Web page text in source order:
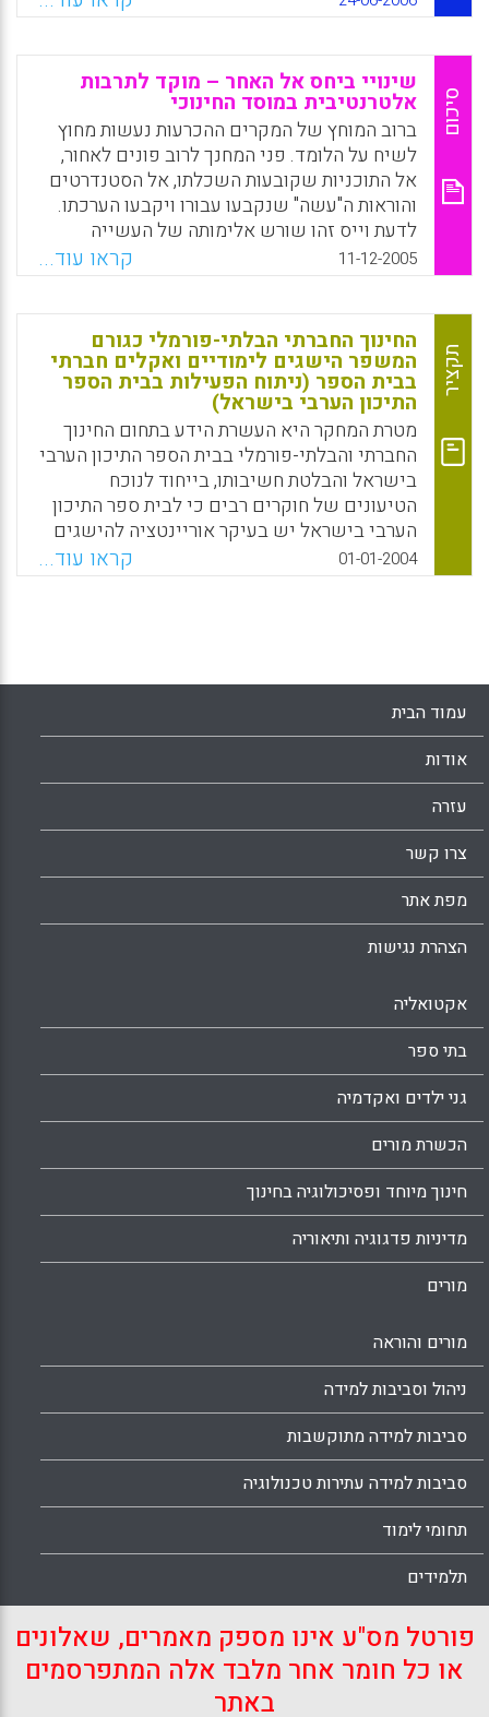
בקרב התלמידים. תהליך זה אינו תהליך רכישה
טבעי, אלא חינוכי אקטיבי, הנעשה בידי "מחנך"
המחויב לעקרונות הדמוקרטיה ופועל להשפיע על
תלמידיו ברוח זו. תוכנית ההכשרה
האוניברסיטאית, כמשקפת את הלכי הרוח
התרבותיים, אינה מכשירה את המורים להיות
מחנכים, אלא מורים מקצועיים. לכן היא גורם
מעכב בקידומה של תרבות אזרחית. (אורן כרמלי)
WhatsApp
Facebook
Email
X
סיכום
שינויי ביחס אל האחר – מוקד לתרבות
אלטרנטיבית במוסד החינוכי
ברוב המוחץ של המקרים ההכרעות נעשות מחוץ
לשיח על הלומד. פני המחנך לרוב פונים לאחור,
אל התוכניות שקובעות השכלתו, אל הסטנדרטים
והוראות ה"עשה" שנקבעו עבורו ויקבעו הערכתו.
לדעת וייס זהו שורש אלימותה של העשייה
חינוכית. עשייה שהיא נחרצת ולא מביטה בפניו
של התלמיד עליו היא למעשה פועלת. לפיכך אין
מנוס שתלמיד הרואה כי זו עשייה לגיטימית, לומד
מכך שניתן להתעלם מזכויותיו ורצונותיו של הפרט
וינקוט בעתיד באותם דרכים. ראול וייס מבקש
לבסס "תרבות סותרת אלימות" המתמקדת בהוראות
"עשה למען" ולא רק "אל תעשה".
WhatsApp
Facebook
Email
X
11-12-2005 קראו עוד...
תקציר
החינוך החברתי הבלתי-פורמלי כגורם
המשפר הישגים לימודיים ואקלים חברתי
בבית הספר (ניתוח הפעילות בבית הספר
התיכון הערבי בישראל)
מטרת המחקר היא העשרת הידע בתחום החינוך
החברתי והבלתי-פורמלי בבית הספר התיכון הערבי
בישראל והבלטת חשיבותו, בייחוד לנוכח
הטיעונים של חוקרים רבים כי לבית ספר התיכון
הערבי בישראל יש בעיקר אוריינטציה להישגים
לימודיים, המאפיינת חברות מיעוט. במחקר נעשה
מיפוי של הפעילויות החברתיות הנפוצות בבית
בפעילויות. (נביל טנוס)
WhatsApp
Facebook
Email
X
01-01-2004 קראו עוד...
עמוד הבית
אודות
עזרה
צרו קשר
מפת אתר
הצהרת נגישות
אקטואליה
בתי ספר
גני ילדים ואקדמיה
הכשרת מורים
חינוך מיוחד ופסיכולוגיה בחינוך
מדיניות פדגוגיה ותיאוריה
מורים
מורים והוראה
ניהול וסביבות למידה
סביבות למידה מתוקשבות
סביבות למידה עתירות טכנולוגיה
תחומי לימוד
תלמידים
פורטל מס"ע אינו מספק מאמרים, שאלונים
או כל חומר אחר מלבד אלה המתפרסמים
באתר